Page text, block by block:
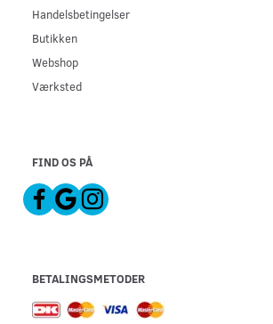
Handelsbetingelser
Butikken
Webshop
Værksted
FIND OS PÅ
BETALINGSMETODER